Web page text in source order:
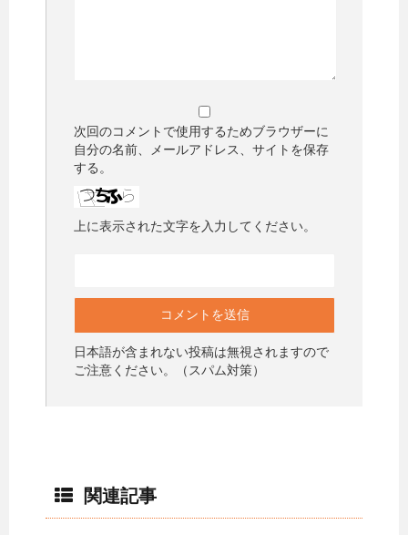
次回のコメントで使用するためブラウザーに
自分の名前、メールアドレス、サイトを保存
する。
上に表示された文字を入力してください。
日本語が含まれない投稿は無視されますので
ご注意ください。（スパム対策）
関連記事